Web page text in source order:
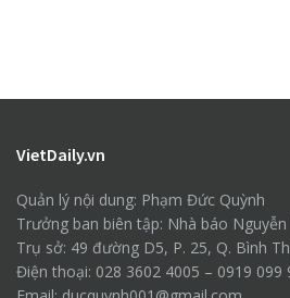
VietDaily.vn
Quản lý nội dung: Phạm Đức Quỳnh
Trưởng ban biên tập: Nhà báo
Trụ sở: 49 đường D5, P. 25, Q. Bình
Điện thoại: 028 3602 4005 – 0919 099